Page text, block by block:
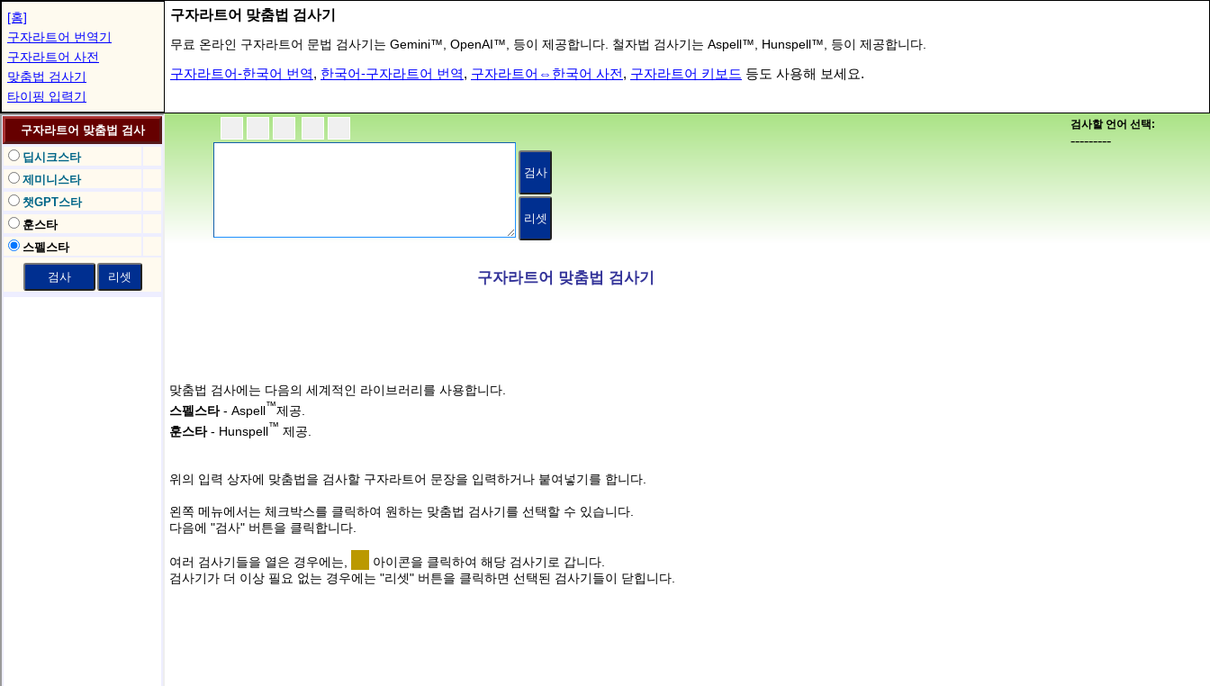
[홈]
구자라트어 번역기
구자라트어 사전
맞춤법 검사기
타이핑 입력기
구자라트어 맞춤법 검사기
무료 온라인 구자라트어 문법 검사기는 Gemini™, OpenAI™, 등이 제공합니다. 철자법 검사기는 Aspell™, Hunspell™, 등이 제공합니다.
구자라트어-한국어 번역, 한국어-구자라트어 번역, 구자라트어⇔한국어 사전, 구자라트어 키보드 등도 사용해 보세요.